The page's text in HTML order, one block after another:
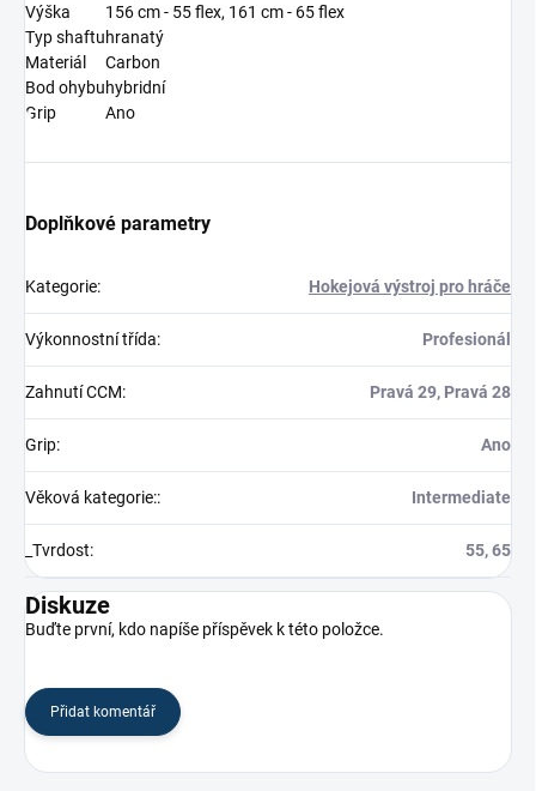
Výška
156 cm - 55 flex, 161 cm - 65 flex
Typ shaftuhranatý
Materiál
Carbon
Bod ohybuhybridní
Grip
Ano
Doplňkové parametry
Kategorie: Hokejová výstroj pro hráče
Výkonnostní třída: Profesionál
Zahnutí CCM: Pravá 29, Pravá 28
Grip: Ano
Věková kategorie:: Intermediate
_Tvrdost: 55, 65
Diskuze
Buďte první, kdo napíše příspěvek k této položce.
Přidat komentář